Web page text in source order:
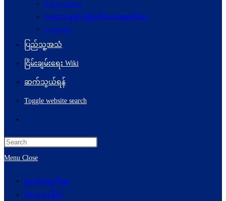
E-Newsletters
သုတေသနနှင့်ဖွံ့ဖြိုးတိုးတက်ရေးဆိုင်ရာ
Acronyms
ပြည်သူ့အသံ
ငြိမ်းချမ်းရေး Wiki
ဆက်သွယ်ရန်
Toggle website search
Menu Close
မူလစာမျက်နှာ
NCA သမိုင်း